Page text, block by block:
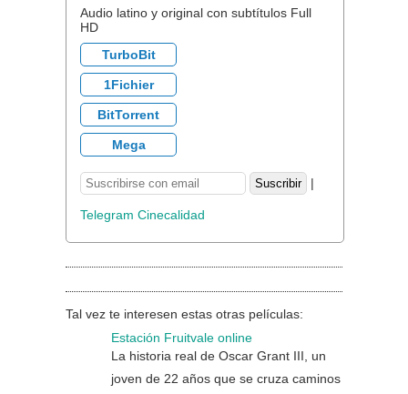
Audio latino y original con subtítulos Full
HD
TurboBit
1Fichier
BitTorrent
Mega
|
Telegram Cinecalidad
Tal vez te interesen estas otras películas:
Estación Fruitvale online
La historia real de Oscar Grant III, un
joven de 22 años que se cruza caminos